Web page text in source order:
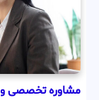
مشاوره تخصصی